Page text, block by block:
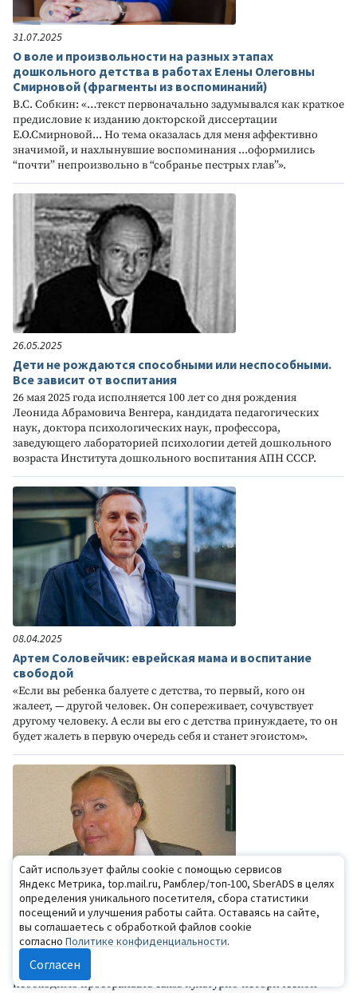
31.07.2025
О воле и произвольности на разных этапах
дошкольного детства в работах Елены Олеговны
Смирновой (фрагменты из воспоминаний)
В.С. Собкин: «…текст первоначально задумывался как краткое
предисловие к изданию докторской диссертации
Е.О.Смирновой... Но тема оказалась для меня аффективно
значимой, и нахлынувшие воспоминания ...оформились
“почти” непроизвольно в “собранье пестрых глав”».
26.05.2025
Дети не рождаются способными или неспособными.
Все зависит от воспитания
26 мая 2025 года исполняется 100 лет со дня рождения
Леонида Абрамовича Венгера, кандидата педагогических
наук, доктора психологических наук, профессора,
заведующего лабораторией психологии детей дошкольного
возраста Института дошкольного воспитания АПН СССР.
08.04.2025
Артем Соловейчик: еврейская мама и воспитание
свободой
«Если вы ребенка балуете с детства, то первый, кого он
жалеет, — другой человек. Он сопереживает, сочувствует
другому человеку. А если вы его с детства принуждаете, то он
будет жалеть в первую очередь себя и станет эгоистом».
10.11.2024
Интервью с Е.В.Филипповой: о связи культурно-
исторической теории с психологической практикой
«С моей точки зрения, и в сфере детской психологии
необходимо простраивать связь культурно-исторической
Сайт использует файлы cookie с помощью сервисов
Яндекс Метрика, top.mail.ru, Рамблер/топ-100, SberADS в целях
определения уникального посетителя, сбора статистики
посещений и улучшения работы сайта. Оставаясь на сайте,
вы соглашаетесь с обработкой файлов cookie
согласно Политике конфиденциальности.
Согласен